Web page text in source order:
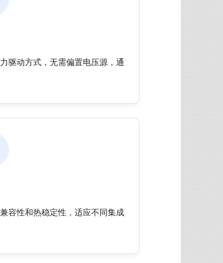
驱动方式，无需偏置电压源，通
容性和热稳定性，适应不同集成